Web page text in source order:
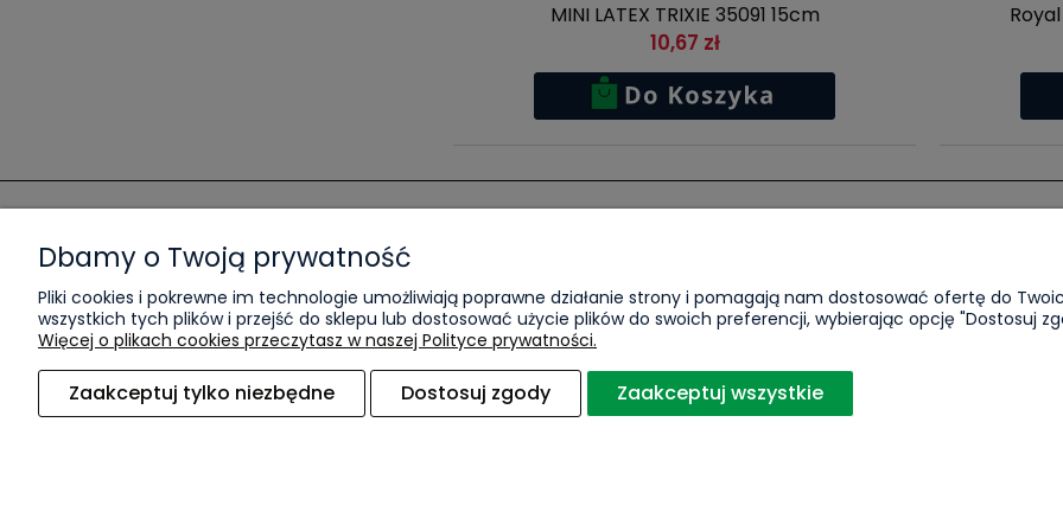
MINI LATEX TRIXIE 35091 15cm
10,67 zł
Pomoc
Regulamin
Moje konto
Twoje zamówienia
Ustawienia konta
Formy płatności
Czas i koszty dostawy
KPO
Polityka
Dbamy o Twoją prywatność
Pliki cookies i pokrewne im technologie umożliwiają poprawne działanie strony i pomagają nam dostosować ofertę do
wszystkich tych plików i przejść do sklepu lub dostosować użycie plików do swoich preferencji, wybierając opcję "Dostosuj
Więcej o plikach cookies przeczytasz w naszej Polityce prywatności.
Zaakceptuj tylko niezbędne Dostosuj zgody Zaakceptuj wszystkie